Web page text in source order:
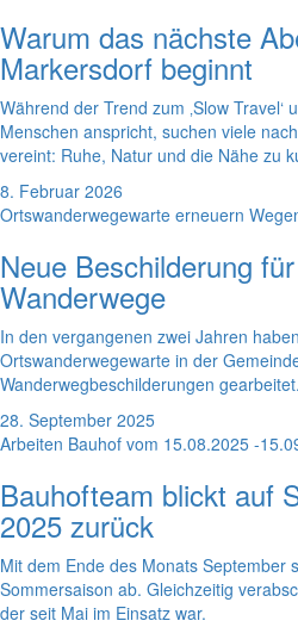
Warum das nächste
Markersdorf beginnt
Während der Trend zum ‚Slow
Menschen anspricht, suchen viele
vereint: Ruhe, Natur und die Nähe zu
8. Februar 2026
Ortswanderwegewarte erneuern
Neue Beschilderung
Wanderwege
In den vergangenen zwei Jahren
Ortswanderwegewarte in der
Wanderwegbeschilderungen gearbeitet.
28. September 2025
Arbeiten Bauhof vom 15.08.2025 -
Bauhofteam blickt auf
2025 zurück
Mit dem Ende des Monats September
Sommersaison ab. Gleichzeitig
der seit Mai im Einsatz war.